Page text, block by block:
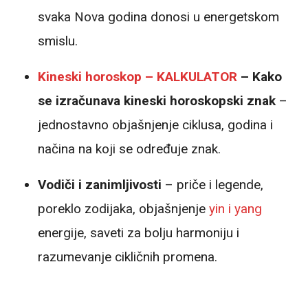
svaka Nova godina donosi u energetskom
smislu.
Kineski horoskop – KALKULATOR – Kako
se izračunava kineski horoskopski znak –
jednostavno objašnjenje ciklusa, godina i
načina na koji se određuje znak.
Vodiči i zanimljivosti – priče i legende,
poreklo zodijaka, objašnjenje yin i yang
energije, saveti za bolju harmoniju i
razumevanje cikličnih promena.